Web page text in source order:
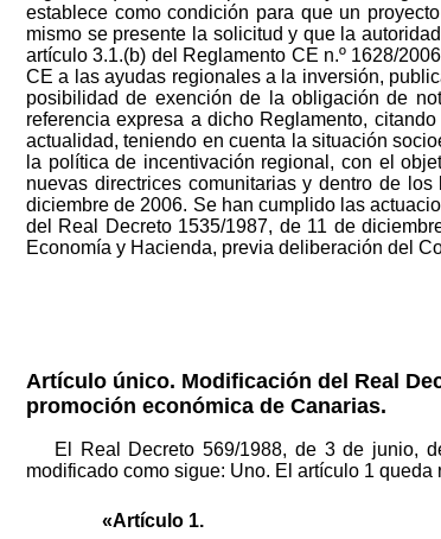
establece como condición para que un
mismo se presente la solicitud y que la
artículo 3.1.(b) del Reglamento CE n.º 1628/
CE a las ayudas regionales a la inversión,
posibilidad de exención de la obligación de
referencia expresa a dicho Reglamento,
actualidad, teniendo en cuenta la situación
la política de incentivación regional, con el
nuevas directrices comunitarias y dentro de
diciembre de 2006. Se han cumplido las
del Real Decreto 1535/1987, de 11 de
Economía y Hacienda, previa deliberación del
Artículo único. Modificación del Real
promoción económica de Canarias.
El Real Decreto 569/1988, de 3 de junio,
modificado como sigue: Uno. El artículo 1
«Artículo 1.